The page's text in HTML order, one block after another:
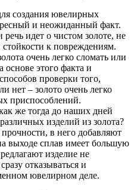
создания ювелирных
и неожиданный факт.
речь идет о чистом золоте, не
стойкости к повреждениям.
очень легко сломать или
основе этого факта и
проверки того,
нет – золото очень легко
приспособлений.
же тогда до наших дней
изделий из золота?
в него добавляют
выходе сплав имеет большую
изделие не
отказываться и
ювелирном деле.